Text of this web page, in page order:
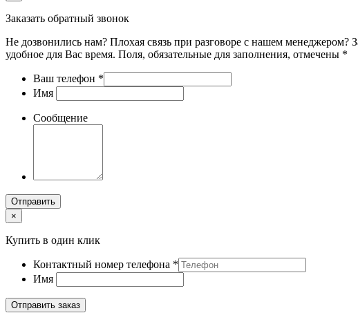
Заказать обратный звонок
Не дозвонились нам? Плохая связь при разговоре с нашем
удобное для Вас время. Поля, обязательные для заполнения, отмечены *
Ваш телефон *
Имя
Сообщение
Отправить
×
Купить в один клик
Контактный номер телефона *
Имя
Отправить заказ